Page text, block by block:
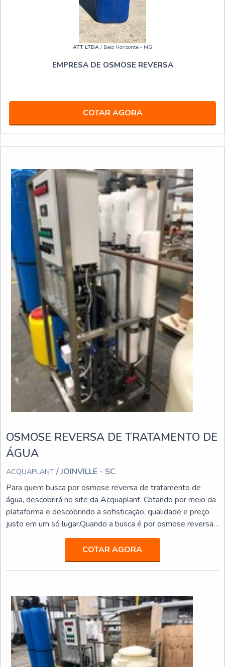
ATT LTDA / Belo Horizonte - MG
EMPRESA DE OSMOSE REVERSA
COTAR AGORA
OSMOSE REVERSA DE TRATAMENTO DE
ÁGUA
ACQUAPLANT / JOINVILLE - SC
Para quem busca por osmose reversa de tratamento de
água, descobrirá no site da Acquaplant. Cotando por meio da
plataforma e descobrindo a sofisticação, qualidade e preço
justo em um só lugar.Quando a busca é por osmose reversa
para tratamento de água, com a Acquaplant atingirá
excelente custo-benefício com segurança, confiabilidade e
agilidade no serviço prestado.MAIS SOBRE OSMOSE
REVERSA DE TRATAMENTO DE ÁGUAHá muitas
em sua área de atuação. A Acquaplant canaliza seus recursos
em criar para cada cliente uma estrutura com: Tecnologia de
ponta; Escritório de alta qualidade onde são realizadas as
atividades; Estrutura suficiente para atender todas as
demandas. Tudo para garantir osmose reversa para
tratamento de água com excelente custo-benefício. Não
COTAR AGORA